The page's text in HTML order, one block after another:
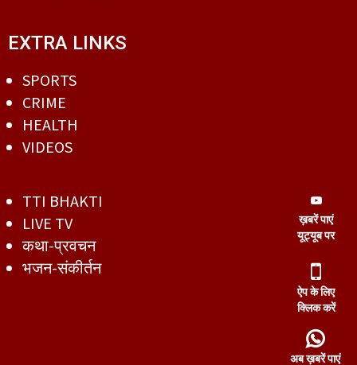
अब ख़बरें पाएं
ऐप के लिए
क्लिक करें
ख़बरें पाएं
यूट्यूब पर
EXTRA LINKS
SPORTS
CRIME
HEALTH
VIDEOS
TTI BHAKTI
LIVE TV
कथा-प्रवचन
भजन-संकीर्तन